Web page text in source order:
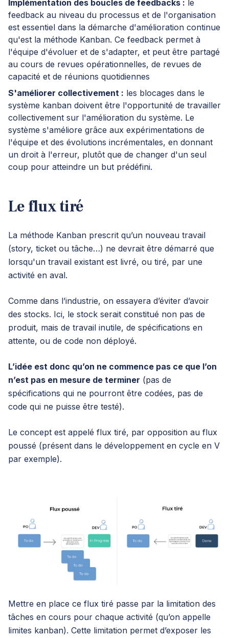
Implémentation des boucles de feedbacks : le
feedback au niveau du processus et de l'organisation
est essentiel dans la démarche d'amélioration continue
qu'est la méthode Kanban. Ce feedback permet à
l'équipe d'évoluer et de s'adapter, et peut être partagé
au cours de revues opérationnelles, de revues de
capacité et de réunions quotidiennes
S'améliorer collectivement : les blocages dans le
système kanban doivent être l'opportunité de travailler
collectivement sur l'amélioration du système. Le
système s'améliore grâce aux expérimentations de
l'équipe et des évolutions incrémentales, en donnant
un droit à l'erreur, plutôt que de changer d'un seul
coup pour atteindre un but prédéfini.
Le flux tiré
La méthode Kanban prescrit qu’un nouveau travail
(story, ticket ou tâche…) ne devrait être démarré que
lorsqu'un travail existant est livré, ou tiré, par une
activité en aval.
Comme dans l’industrie, on essayera d’éviter d’avoir
des stocks. Ici, le stock serait constitué non pas de
produit, mais de travail inutile, de spécifications en
attente, ou de code non déployé.
L’idée est donc qu’on ne commence pas ce que l’on
n’est pas en mesure de terminer (pas de
spécifications qui ne pourront être codées, pas de
code qui ne puisse être testé).
Le concept est appelé flux tiré, par opposition au flux
poussé (présent dans le développement en cycle en V
par exemple).
Mettre en place ce flux tiré passe par la limitation des
tâches en cours pour chaque activité (qu’on appelle
limites kanban). Cette limitation permet d’exposer les